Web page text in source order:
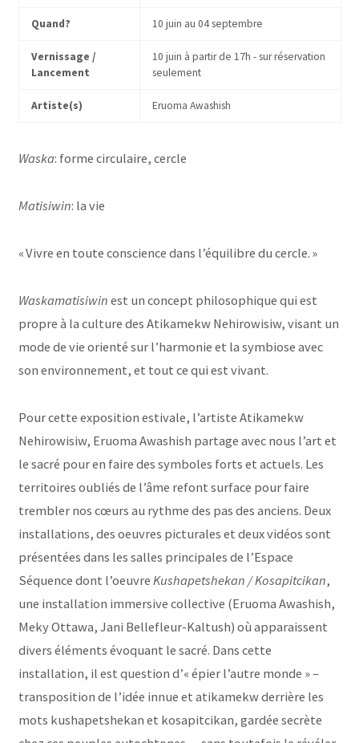
Quand? 10 juin au 04 septembre
Vernissage /
Lancement
10 juin à partir de 17h - sur réservation
seulement
Artiste(s) Eruoma Awashish
Waska: forme circulaire, cercle
Matisiwin: la vie
« Vivre en toute conscience dans l’équilibre du cercle. »
Waskamatisiwinest un concept philosophique qui est
propre à la culture des Atikamekw Nehirowisiw, visant un
mode de vie orienté sur l’harmonie et la symbiose avec
son environnement, et tout ce qui est vivant.
Pour cette exposition estivale, l’artiste Atikamekw
Nehirowisiw, Eruoma Awashish partage avec nous l’art et
le sacré pour en faire des symboles forts et actuels. Les
territoires oubliés de l’âme refont surface pour faire
trembler nos cœurs au rythme des pas des anciens. Deux
installations, des oeuvres picturales et deux vidéos sont
présentées dans les salles principales de l’Espace
Séquence dont l’oeuvreKushapetshekan / Kosapitcikan,
une installation immersive collective (Eruoma Awashish,
Meky Ottawa, Jani Bellefleur-Kaltush) où apparaissent
divers éléments évoquant le sacré. Dans cette
installation, il est question d’« épier l’autre monde » –
transposition de l’idée innue et atikamekw derrière les
mots kushapetshekan et kosapitcikan, gardée secrète